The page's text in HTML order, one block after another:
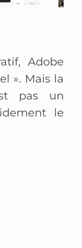
Adobe
». Mais la
pas un
le